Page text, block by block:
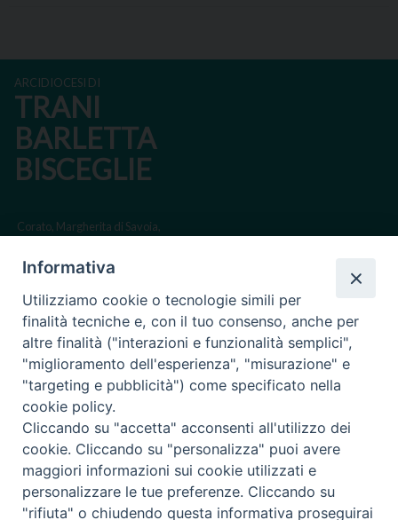
ARCIDIOCESI DI
TRANI
BARLETTA
BISCEGLIE
Corato, Margherita di Savoia,
Regione ecclesiastica Puglia
Via Beltrani, 9
76125 Trani BT
Centralino Tel. 0883 494211
Cancelleria Tel. 0883 494204
cancelleria@arcidiocesitrani.it
Copyright © Arcidiocesi di Trani Barletta Bisceglie
Informativa
Utilizziamo cookie o tecnologie simili per
finalità tecniche e, con il tuo consenso, anche per
altre finalità ("interazioni e funzionalità semplici",
"miglioramento dell'esperienza", "misurazione" e
"targeting e pubblicità") come specificato nella
cookie policy.
Cliccando su "accetta" acconsenti all'utilizzo dei
cookie. Cliccando su "personalizza" puoi avere
maggiori informazioni sui cookie utilizzati e
personalizzare le tue preferenze. Cliccando su
"rifiuta" o chiudendo questa informativa proseguirai